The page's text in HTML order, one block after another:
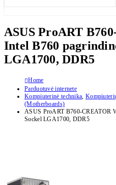
ASUS ProART
Intel B760
LGA1700, DDR5
Home
Parduotuvė internete
Kompiuterinė technika,
(Motherboards)
ASUS ProART B760-CREATOR
Sockel LGA1700, DDR5